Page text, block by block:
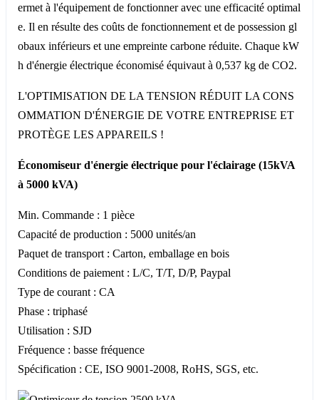
ermet à l'équipement de fonctionner avec une efficacité optimal
e. Il en résulte des coûts de fonctionnement et de possession gl
obaux inférieurs et une empreinte carbone réduite. Chaque kW
h d'énergie électrique économisé équivaut à 0,537 kg de CO2.
L'OPTIMISATION DE LA TENSION RÉDUIT LA CONS
OMMATION D'ÉNERGIE DE VOTRE ENTREPRISE ET
PROTÈGE LES APPAREILS !
Économiseur d'énergie électrique pour l'éclairage (15kVA
à 5000 kVA)
Min. Commande : 1 pièce
Capacité de production : 5000 unités/an
Paquet de transport : Carton, emballage en bois
Conditions de paiement : L/C, T/T, D/P, Paypal
Type de courant : CA
Phase : triphasé
Utilisation : SJD
Fréquence : basse fréquence
Spécification : CE, ISO 9001-2008, RoHS, SGS, etc.